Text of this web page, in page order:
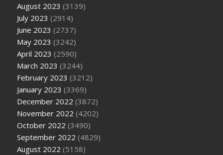
August 2023 (3139)
July 2023 (2914)
June 2023 (2737)
May 2023 (3242)
April 2023 (2590)
March 2023 (3244)
February 2023 (3212)
January 2023 (3369)
December 2022 (3872)
November 2022 (4202)
October 2022 (3490)
September 2022 (4829)
August 2022 (5158)